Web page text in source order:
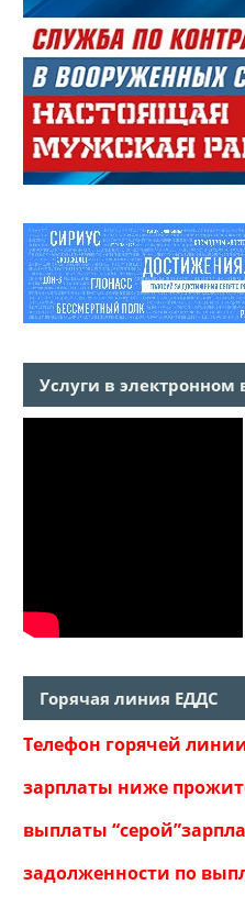
Услуги в электронном
Горячая линия ЕДДС
Телефон горячей
зарплаты ниже
выплаты
задолженности по